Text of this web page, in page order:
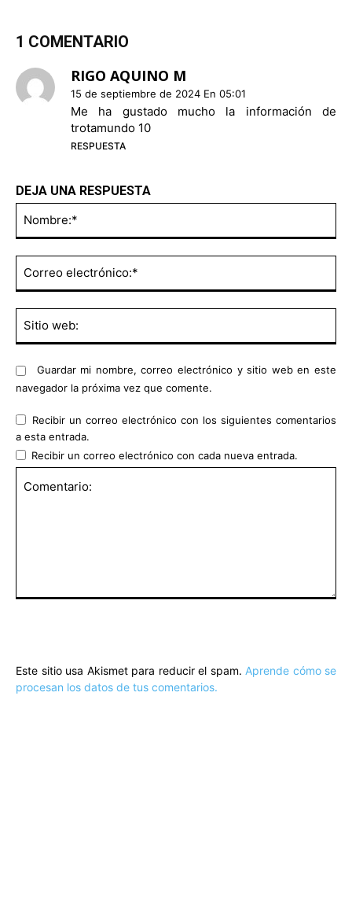
1 COMENTARIO
RIGO AQUINO M
15 de septiembre de 2024 En 05:01
Me ha gustado mucho la información de
trotamundo 10
RESPUESTA
DEJA UNA RESPUESTA
Guardar mi nombre, correo electrónico y sitio web en este
navegador la próxima vez que comente.
Recibir un correo electrónico con los siguientes comentarios
a esta entrada.
Recibir un correo electrónico con cada nueva entrada.
Este sitio usa Akismet para reducir el spam. Aprende cómo se
procesan los datos de tus comentarios.